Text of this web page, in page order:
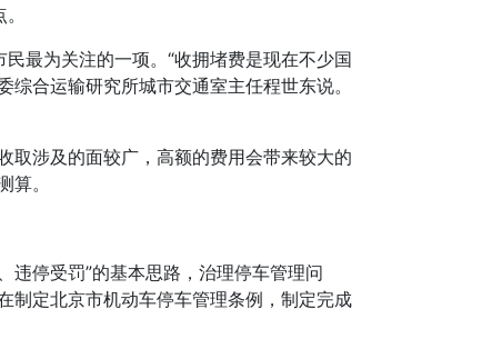
最为关注的一项。“收拥堵费是现在不少国
合运输研究所城市交通室主任程世东说。
取涉及的面较广，高额的费用会带来较大的
。
违停受罚”的基本思路，治理停车管理问
制定北京市机动车停车管理条例，制定完成